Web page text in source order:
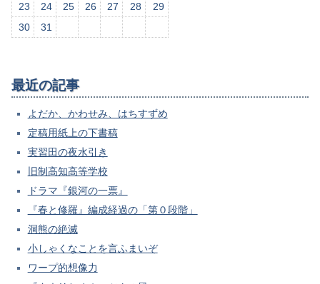
23
24 25 26 27 28
29
30
31
最近の記事
よだか、かわせみ、はちすずめ
定稿用紙上の下書稿
実習田の夜水引き
旧制高知高等学校
ドラマ『銀河の一票』
『春と修羅』編成経過の「第０段階」
洞熊の絶滅
小しゃくなことを言ふまいぞ
ワープ的想像力